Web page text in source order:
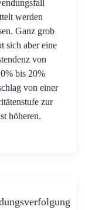
werden
Ganz grob
sich aber eine
von
bis 20%
von einer
zur
höheren.